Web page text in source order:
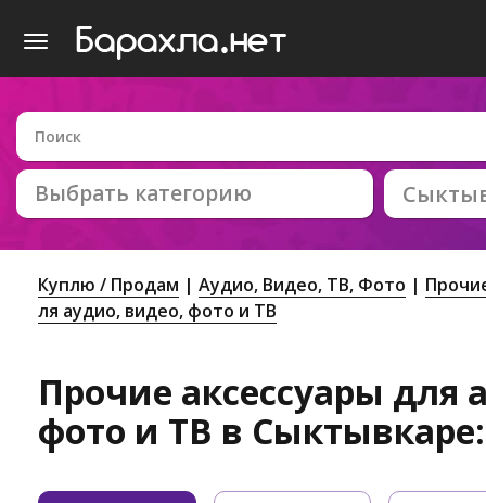
Выбрать категорию
Куплю / Продам Аудио, Видео, ТВ, Фото
ля аудио, видео, фото и ТВ
Прочие аксессуары для
фото и ТВ в